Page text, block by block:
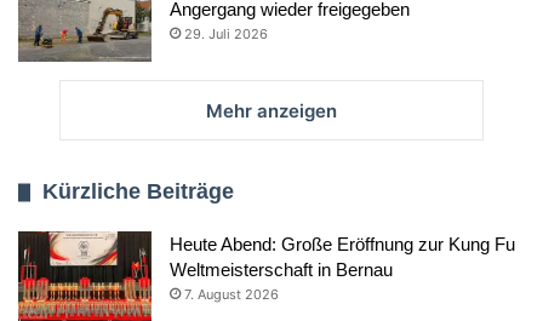
Angergang wieder freigegeben
29. Juli 2026
Mehr anzeigen
Kürzliche Beiträge
Heute Abend: Große Eröffnung zur Kung Fu
Weltmeisterschaft in Bernau
7. August 2026